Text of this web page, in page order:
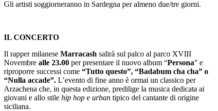
Gli artisti soggiorneranno in Sardegna per almeno due/tre giorni.
IL CONCERTO
Il rapper milanese Marracash salirà sul palco al parco XVIII
Novembre alle 23.00 per presentare il nuovo album “Persona” e
riproporre successi come “Tutto questo”, “Badabum cha cha” o
“Nulla accade”. L’evento di fine anno è ormai un classico per
Arzachena che, in questa edizione, predilige la musica dedicata ai
giovani e allo stile hip hop e urban tipico del cantante di origine
siciliana.